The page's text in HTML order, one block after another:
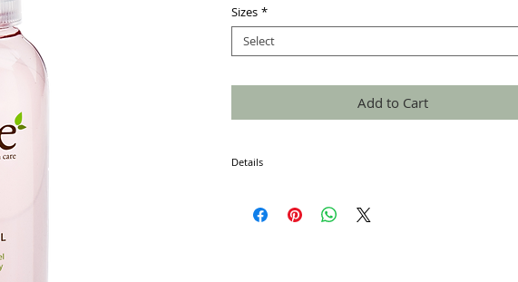
Sizes *
Select
Add to Cart
Details
product such as sizing, material, care instructions and cleaning
instructions.